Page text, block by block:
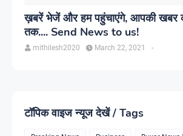
ख़बरें भेजें और हम पहुंचाएंगे, आपकी खबर को सही जगह
तक.... Send News to us!
mithilesh2020 -
March 22, 2021
टॉपिक वाइज न्यूज देखें / Tags